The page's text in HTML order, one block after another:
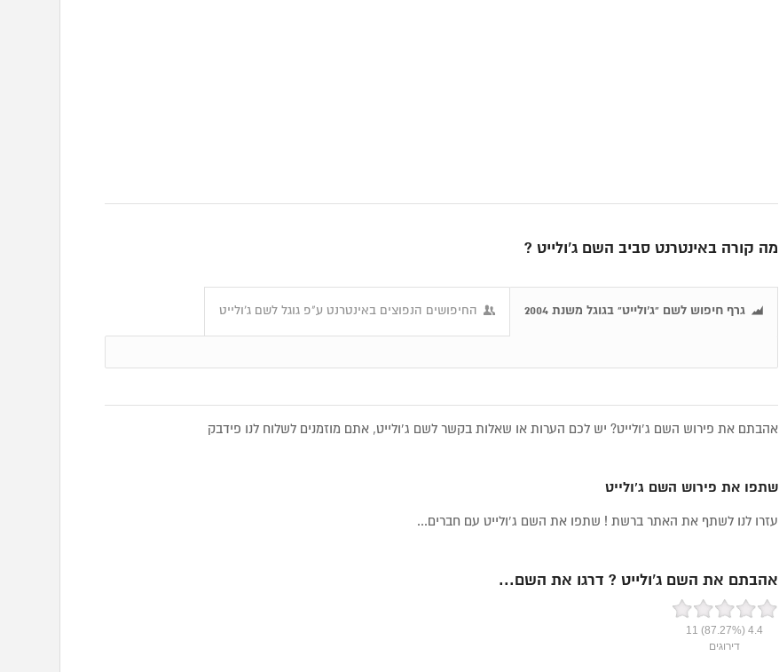
מה קורה באינטרנט סביב השם ג’ולייט ?
גרף חיפוש לשם "ג’ולייט" בגוגל משנת 2004 החיפושים הנפוצים באינטרנט ע"פ גוגל לשם ג’ולייט
אהבתם את פירוש השם ג’ולייט? יש לכם הערות או שאלות בקשר לשם ג’ולייט, אתם מוזמנים לשלוח לנו פידבק
שתפו את פירוש השם ג’ולייט
עזרו לנו לשתף את האתר ברשת ! שתפו את השם ג’ולייט עם חברים...
אהבתם את השם ג’ולייט ? דרגו את השם...
4.4
(87.27%)
11
דירוגים